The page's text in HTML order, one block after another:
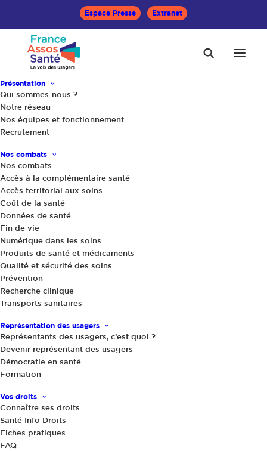
Espace Presse Extranet
Présentation
Qui sommes-nous ?
Notre réseau
Nos équipes et fonctionnement
Recrutement
Nos combats
Nos combats
Accès à la complémentaire santé
Accès territorial aux soins
Coût de la santé
Données de santé
Fin de vie
Numérique dans les soins
Produits de santé et médicaments
Qualité et sécurité des soins
Prévention
Recherche clinique
Transports sanitaires
Représentation des usagers
Représentants des usagers, c’est quoi ?
Devenir représentant des usagers
Démocratie en santé
Formation
Vos droits
Connaître ses droits
Santé Info Droits
Fiches pratiques
FAQ
Accueil
Témoignage Moi(s) sans tabac : « Cette opération nationale
m’a servi de déclic »
Actualités | 25 novembre 2016
Témoignage Moi(s) sans tabac :
"Cette opération nationale m’a servi
de déclic"